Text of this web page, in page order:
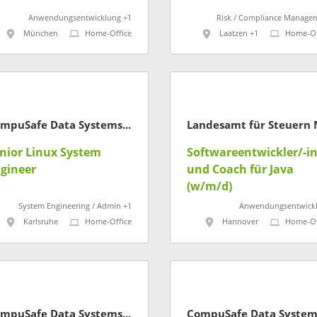
Anwendungsentwicklung +1
München
Home-Office
Risk / Compliance
Laatzen +1
Home-
CompuSafe Data Systems AG
Linux System
System Engineering / Admin +1
Karlsruhe
Home-Office
Softwareentwickler/-in
und Coach für Java
(w/m/d)
Hannover
Home-
CompuSafe Data Systems AG